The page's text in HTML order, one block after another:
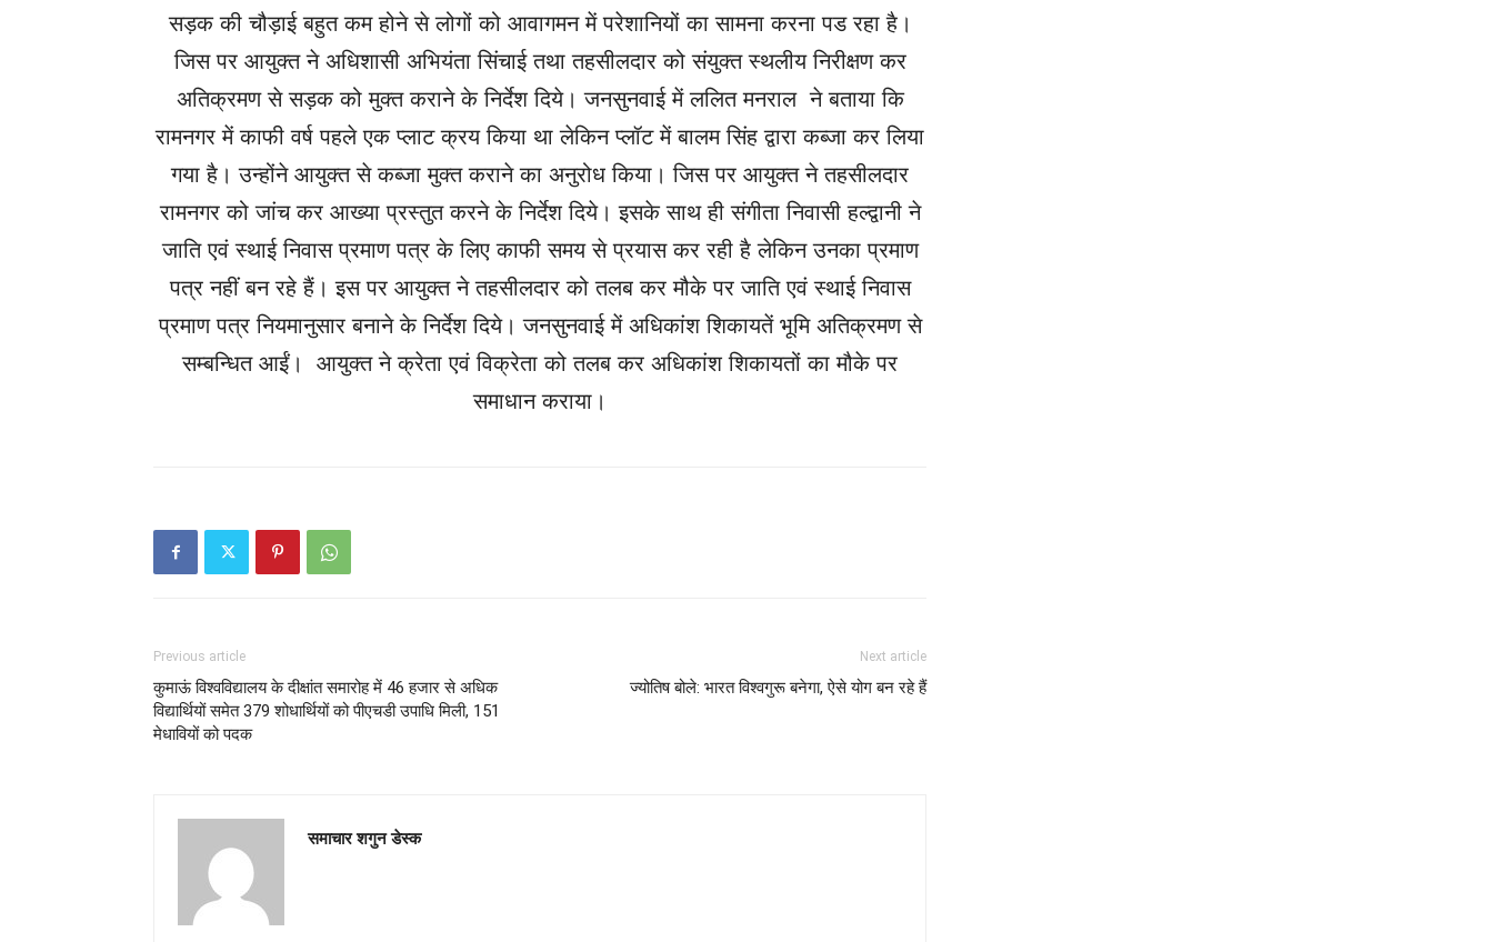
सड़क की चौड़ाई बहुत कम होने से लोगों को आवागमन में परेशानियों का सामना करना पड रहा है।
जिस पर आयुक्त ने अधिशासी अभियंता सिंचाई तथा तहसीलदार को संयुक्त स्थलीय निरीक्षण कर
अतिक्रमण से सड़क को मुक्त कराने के निर्देश दिये। जनसुनवाई में ललित मनराल ने बताया कि
रामनगर में काफी वर्ष पहले एक प्लाट क्रय किया था लेकिन प्लॉट में बालम सिंह द्वारा कब्जा कर लिया
गया है। उन्होंने आयुक्त से कब्जा मुक्त कराने का अनुरोध किया। जिस पर आयुक्त ने तहसीलदार
रामनगर को जांच कर आख्या प्रस्तुत करने के निर्देश दिये। इसके साथ ही संगीता निवासी हल्द्वानी ने
जाति एवं स्थाई निवास प्रमाण पत्र के लिए काफी समय से प्रयास कर रही है लेकिन उनका प्रमाण
पत्र नहीं बन रहे हैं। इस पर आयुक्त ने तहसीलदार को तलब कर मौके पर जाति एवं स्थाई निवास
प्रमाण पत्र नियमानुसार बनाने के निर्देश दिये। जनसुनवाई में अधिकांश शिकायतें भूमि अतिक्रमण से
सम्बन्धित आईं। आयुक्त ने क्रेता एवं विक्रेता को तलब कर अधिकांश शिकायतों का मौके पर
समाधान कराया।
Previous article
कुमाऊं विश्वविद्यालय के दीक्षांत समारोह में 46 हजार से अधिक
विद्यार्थियों समेत 379 शोधार्थियों को पीएचडी उपाधि मिली, 151
मेधावियों को पदक
Next article
ज्योतिष बोले: भारत विश्वगुरू बनेगा, ऐसे योग बन रहे हैं
समाचार शगुन डेस्क